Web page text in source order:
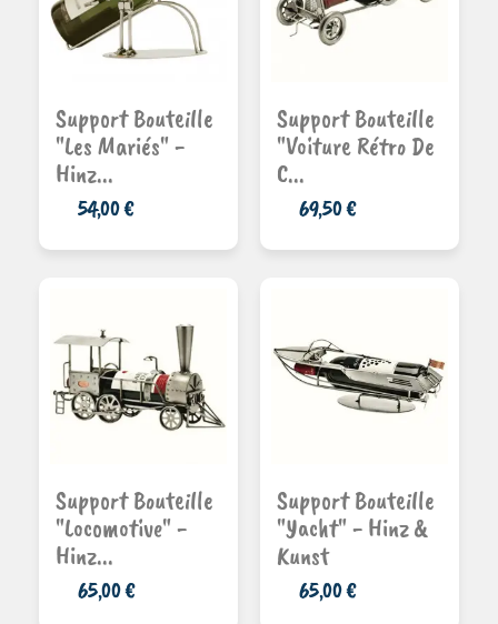
Support Bouteille
"Les Mariés" -
Hinz...
54,00 €
panier
Support Bouteille
"Voiture Rétro De
C...
69,50 €
panier
Support Bouteille
"Locomotive" -
Hinz...
65,00 €
Ajouter au
panier
Support Bouteille
"Yacht" - Hinz &
Kunst
65,00 €
Ajouter au
panier